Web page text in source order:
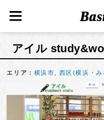
アイル
エリア： 横浜市, 西区(横浜・